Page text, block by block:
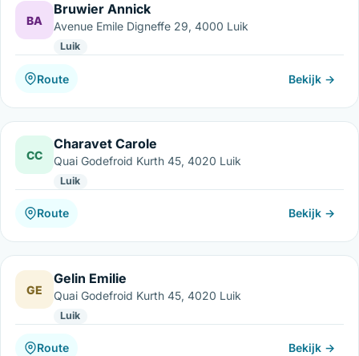
BA
Bruwier Annick
Avenue Emile Digneffe 29, 4000 Luik
Luik
Route Bekijk →
CC
Charavet Carole
Quai Godefroid Kurth 45, 4020 Luik
Luik
Route Bekijk →
GE
Gelin Emilie
Quai Godefroid Kurth 45, 4020 Luik
Luik
Route Bekijk →